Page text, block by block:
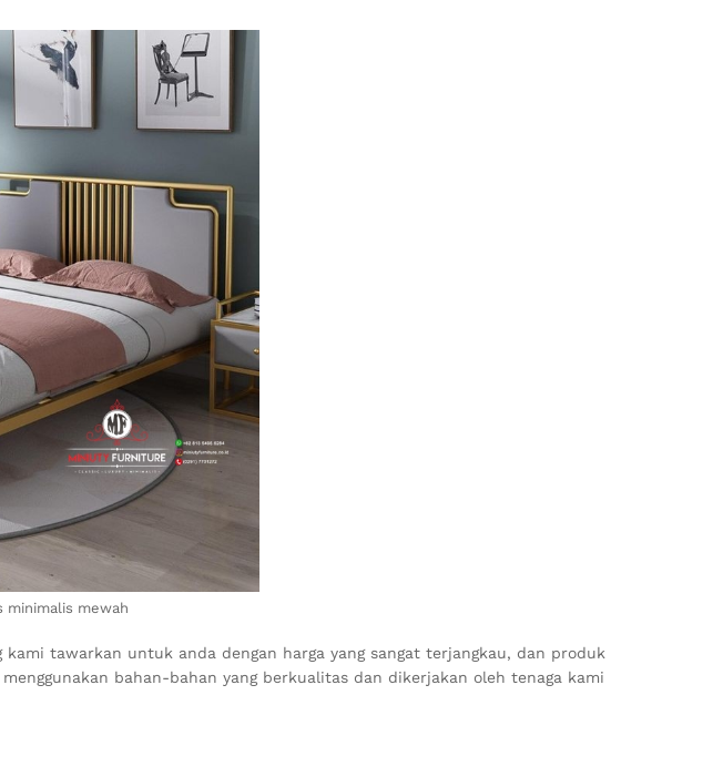
minimalis mewah
kami tawarkan untuk anda dengan harga yang sangat terjangkau, dan produk
bahan-bahan yang berkualitas dan dikerjakan oleh tenaga kami